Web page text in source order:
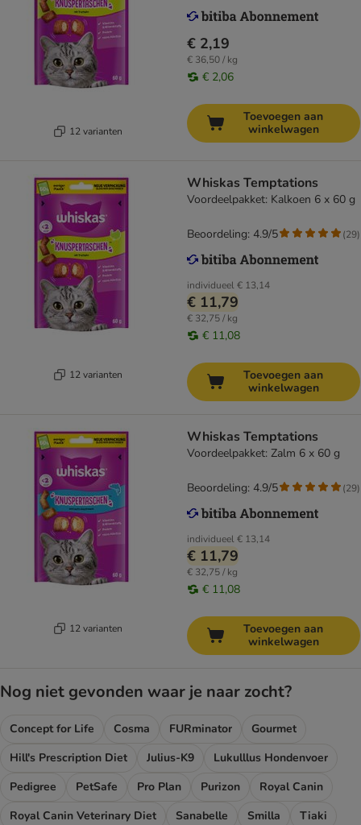
12 varianten
€ 2,19
€ 36,50 / kg
€ 2,06
Toevoegen aan
winkelwagen
12 varianten
Whiskas Temptations
Voordeelpakket: Kalkoen 6 x 60 g
individueel€ 13,14
€ 11,79
€ 32,75 / kg
€ 11,08
Beoordeling: 4.9/5 (29)
Toevoegen aan
winkelwagen
12 varianten
Whiskas Temptations
Voordeelpakket: Zalm 6 x 60 g
individueel€ 13,14
€ 11,79
€ 32,75 / kg
€ 11,08
Beoordeling: 4.9/5 (29)
Toevoegen aan
winkelwagen
Nog niet gevonden waar je naar zocht?
Concept for Life Cosma FURminator
Gourmet
Hill's Prescription Diet
Julius-K9
Lukulllus Hondenvoer
Pedigree
PetSafe Pro Plan Purizon
Royal Canin
Royal Canin Veterinary Diet
Sanabelle Smilla
Tiaki